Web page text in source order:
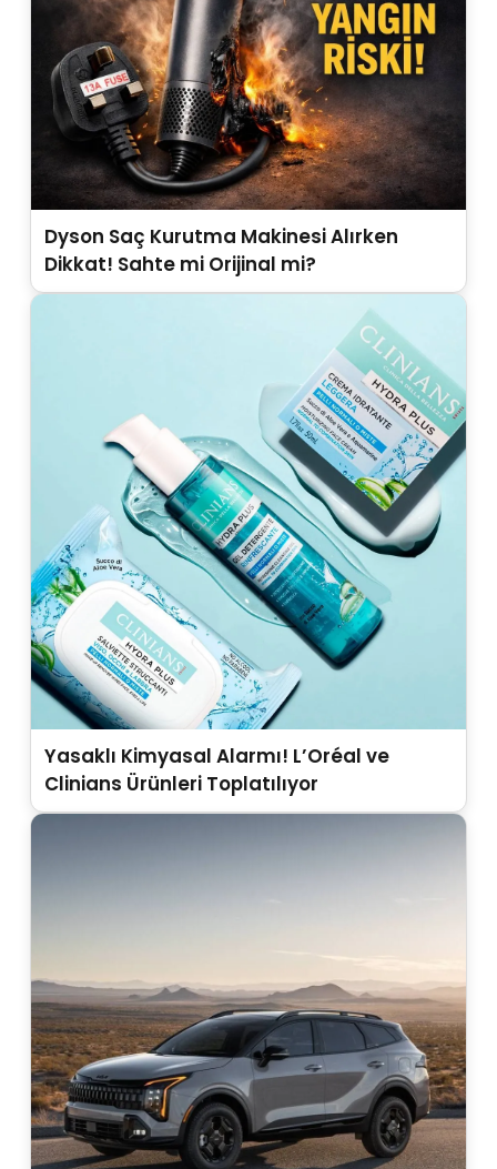
Dyson Saç Kurutma Makinesi Alırken
Dikkat! Sahte mi Orijinal mi?
Yasaklı Kimyasal Alarmı! L’Oréal ve
Clinians Ürünleri Toplatılıyor